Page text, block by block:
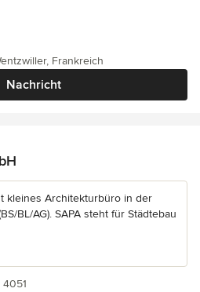
Nachricht
Frankreich
kleines Architekturbüro in der
BL/AG). SAPA steht für Städtebau